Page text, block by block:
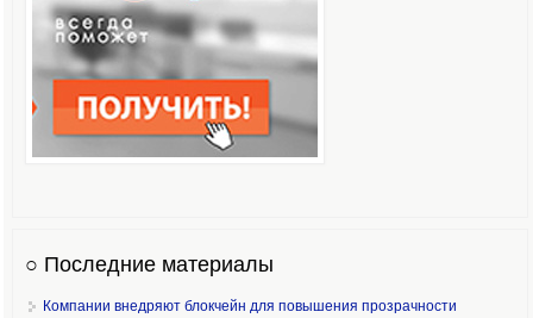
○ Последние материалы
Компании внедряют блокчейн для повышения прозрачности